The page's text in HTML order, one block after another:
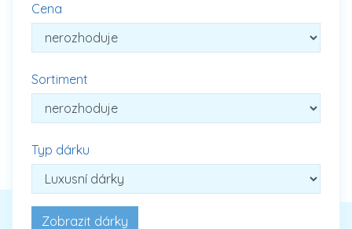
Cena
Sortiment
Typ dárku